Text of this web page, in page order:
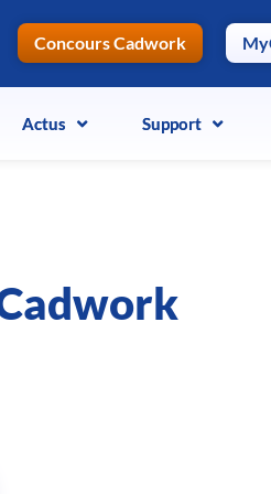
Concours Cadwork
Actus Support
Actus Support